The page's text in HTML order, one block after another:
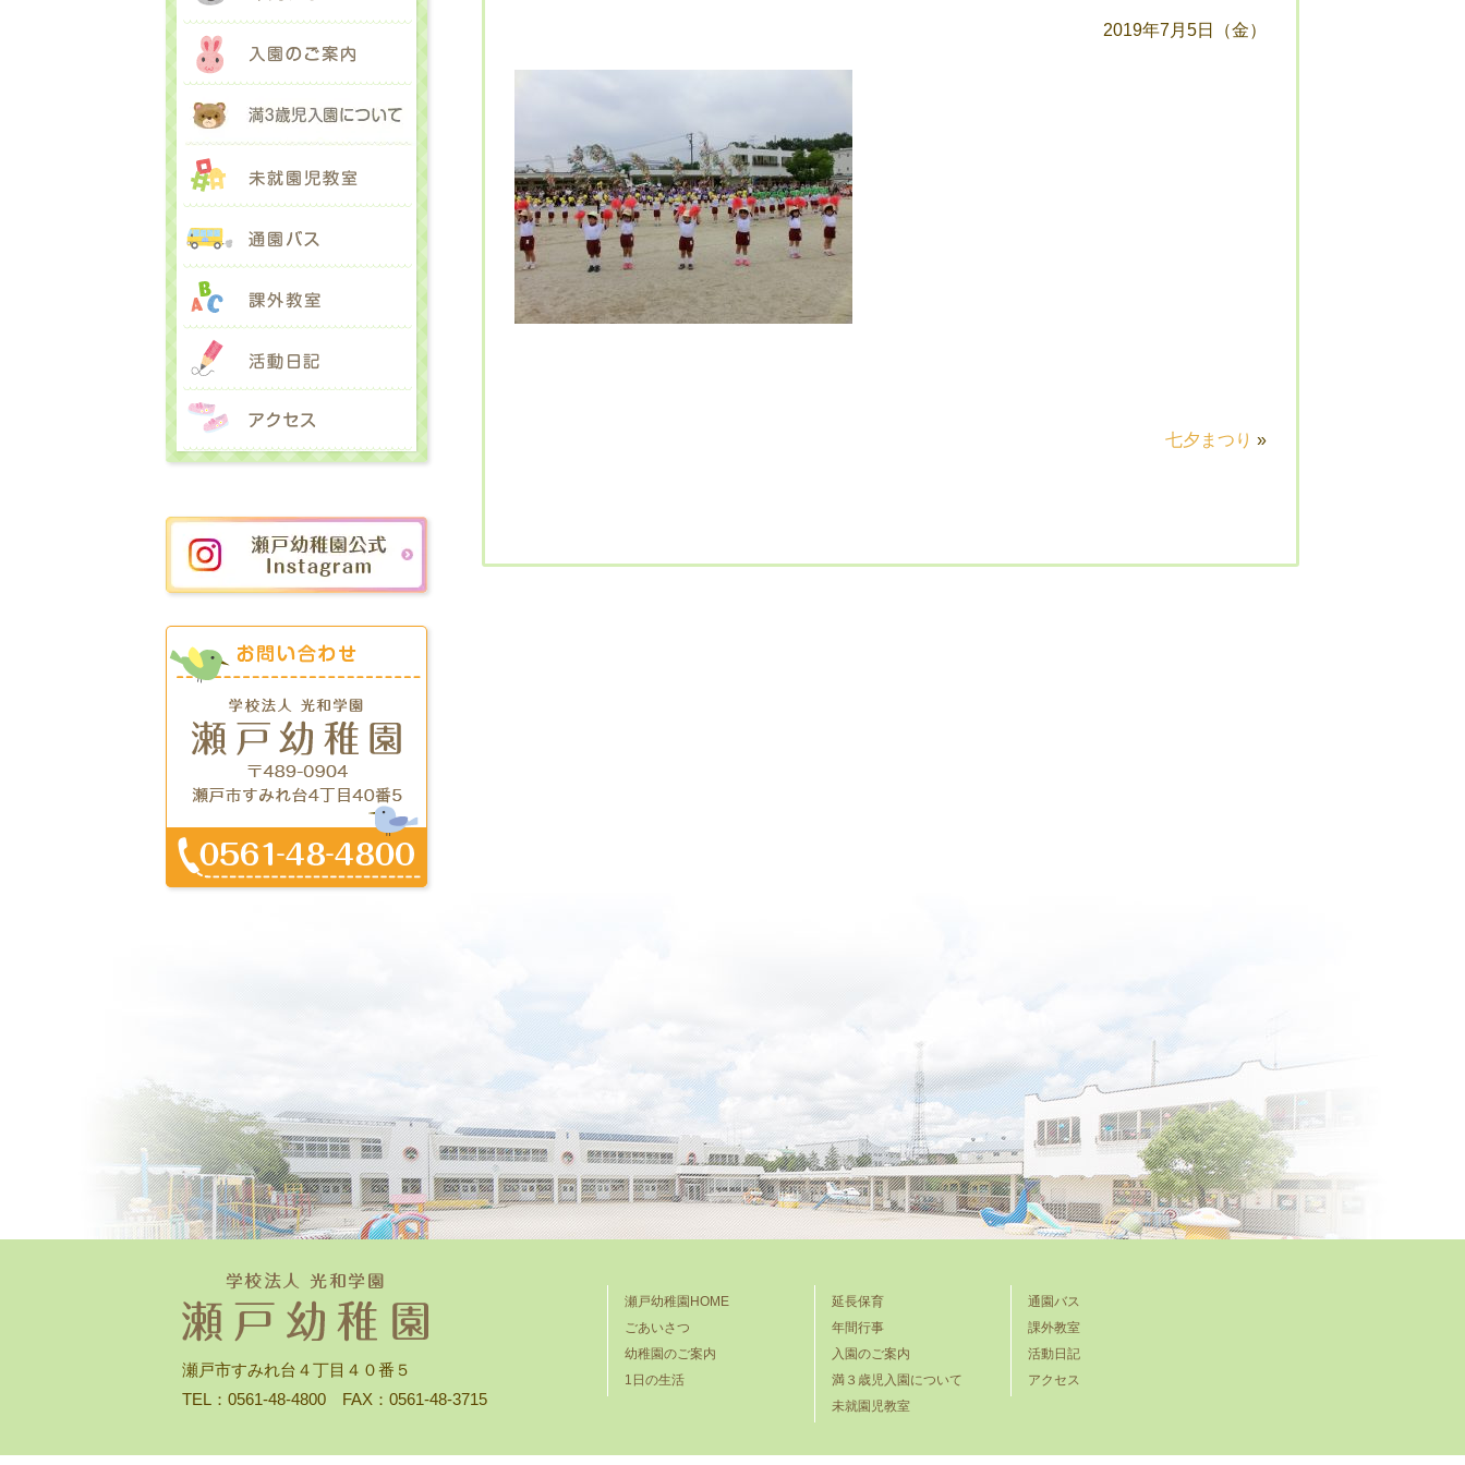
2019年7月5日（金）
七夕まつり »
課外教室
活動日記
アクセス
瀬戸市すみれ台４丁目４０番５
TEL：0561-48-4800 FAX：0561-48-3715
瀬戸幼稚園HOME
ごあいさつ
幼稚園のご案内
1日の生活
延長保育
年間行事
入園のご案内
満３歳児入園について
未就園児教室
通園バス
課外教室
活動日記
アクセス